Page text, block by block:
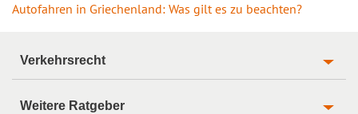
Autofahren in Griechenland: Was gilt es zu beachten?
Verkehrsrecht
Weitere Ratgeber